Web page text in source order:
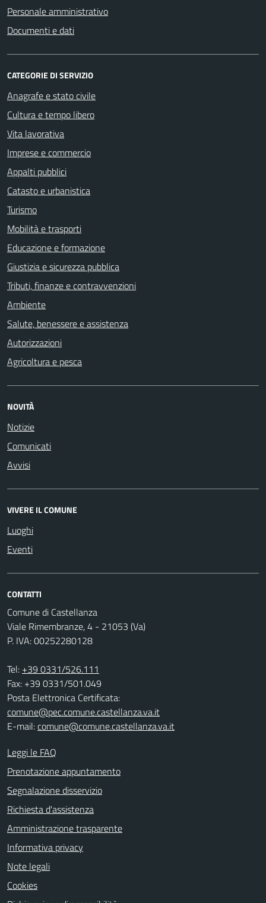
Personale amministrativo
Documenti e dati
CATEGORIE DI SERVIZIO
Anagrafe e stato civile
Cultura e tempo libero
Vita lavorativa
Imprese e commercio
Appalti pubblici
Catasto e urbanistica
Turismo
Mobilità e trasporti
Educazione e formazione
Giustizia e sicurezza pubblica
Tributi, finanze e contravvenzioni
Ambiente
Salute, benessere e assistenza
Autorizzazioni
Agricoltura e pesca
NOVITÀ
Notizie
Comunicati
Avvisi
VIVERE IL COMUNE
Luoghi
Eventi
CONTATTI
Comune di Castellanza
Viale Rimembranze, 4 - 21053 (Va)
P. IVA: 00252280128
Tel: +39 0331/526.111
Fax: +39 0331/501.049
Posta Elettronica Certificata:
comune@pec.comune.castellanza.va.it
E-mail:comune@comune.castellanza.va.it
Leggi le FAQ
Prenotazione appuntamento
Segnalazione disservizio
Richiesta d'assistenza
Amministrazione trasparente
Informativa privacy
Note legali
Cookies